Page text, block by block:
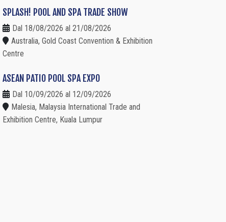
SPLASH! POOL AND SPA TRADE SHOW
Dal 18/08/2026 al 21/08/2026
Australia, Gold Coast Convention & Exhibition
Centre
ASEAN PATIO POOL SPA EXPO
Dal 10/09/2026 al 12/09/2026
Malesia, Malaysia International Trade and
Exhibition Centre, Kuala Lumpur